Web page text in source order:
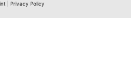
Privacy Policy